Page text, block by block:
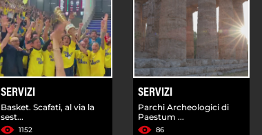
SERVIZI
Basket. Scafati, al via la
sest...
1152
SERVIZI
Parchi Archeologici di
Paestum ...
86